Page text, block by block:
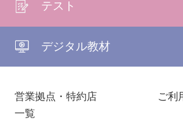
テスト
デジタル教材
営業拠点・特約店
一覧
ご利